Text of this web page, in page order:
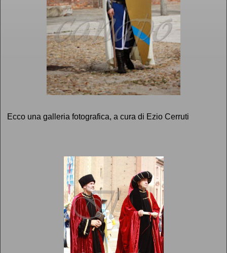
Ecco una galleria fotografica, a cura di Ezio Cerruti